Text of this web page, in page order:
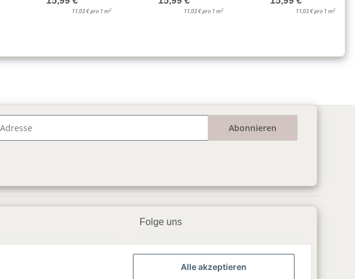
11,03 € pro 1 m2 11,03 € pro 1 m2 11,03 € pro 1 m2
Abonnieren
Folge uns
▶️ YouTube
Alle akzeptieren